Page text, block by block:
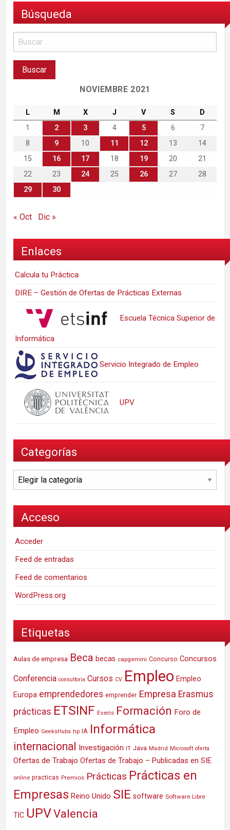
Búsqueda
NOVIEMBRE 2021
L M X J V S
D
1
2 3 4 5 6
7
8
9 10 11 12 13
14
15
16 17 18 19 20
21
22
23 24 25 26 27
28
29
30
« Oct Dic »
Enlaces
Calcula tu Práctica
DIRE – Gestión de Ofertas de Prácticas Externas
Escuela Técnica Superior de
Informática
Servicio Integrado de Empleo
UPV
Categorías
Categorías
Acceso
Acceder
Feed de entradas
Feed de comentarios
WordPress.org
Etiquetas
Aulas de empresa Beca becas capgemini Concurso Concursos
Conferencia consultoria Cursos CV Empleo Empleo
Europa emprendedores emprender Empresa Erasmus
prácticas ETSINF Everis Formación Foro de
Empleo GeeksHubs hp IA Informática
internacional Investigación IT Java Madrid Microsoft oferta
Ofertas de Trabajo Ofertas de Trabajo – Publicadas en SIE
online practicas Premios Prácticas Prácticas en
Empresas Reino Unido SIE software Software Libre
TIC UPVValencia